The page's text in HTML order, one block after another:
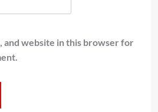
and website in this browser for